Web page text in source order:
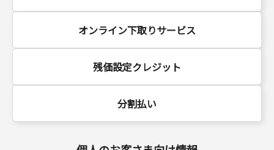
オンライン下取りサービス
残価設定クレジット
分割払い